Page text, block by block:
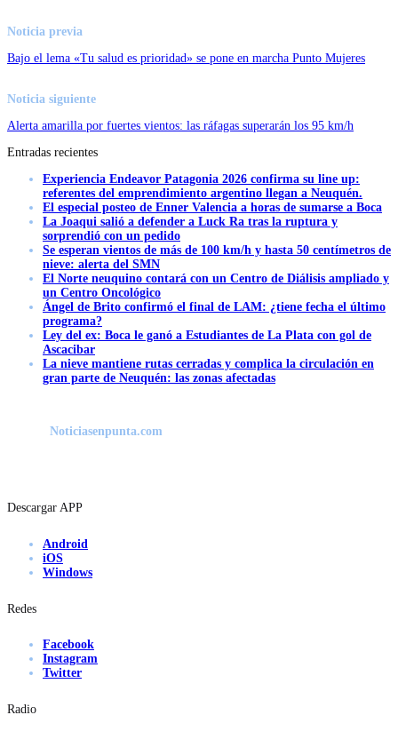
Noticia previa
Bajo el lema «Tu salud es prioridad» se pone en marcha Punto Mujeres
Noticia siguiente
Alerta amarilla por fuertes vientos: las ráfagas superarán los 95 km/h
Entradas recientes
Experiencia Endeavor Patagonia 2026 confirma su line up:
referentes del emprendimiento argentino llegan a Neuquén.
El especial posteo de Enner Valencia a horas de sumarse a Boca
La Joaqui salió a defender a Luck Ra tras la ruptura y
sorprendió con un pedido
Se esperan vientos de más de 100 km/h y hasta 50 centímetros de
nieve: alerta del SMN
El Norte neuquino contará con un Centro de Diálisis ampliado y
un Centro Oncológico
Ángel de Brito confirmó el final de LAM: ¿tiene fecha el último
programa?
Ley del ex: Boca le ganó a Estudiantes de La Plata con gol de
Ascacibar
La nieve mantiene rutas cerradas y complica la circulación en
gran parte de Neuquén: las zonas afectadas
Noticiasenpunta.com
Descargar APP
Android
iOS
Windows
Redes
Facebook
Instagram
Twitter
Radio